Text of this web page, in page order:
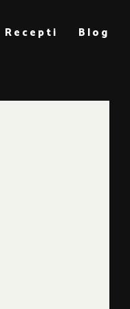
Recepti Blog